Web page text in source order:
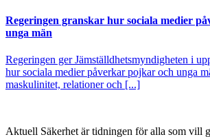
Regeringen granskar hur sociala medier
unga män
Regeringen ger Jämställdhetsmyndigheten i
hur sociala medier påverkar pojkar och unga
maskulinitet, relationer och [...]
Aktuell Säkerhet är tidningen för alla som vill